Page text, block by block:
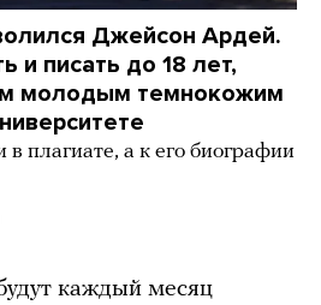
Джейсон Ардей.
и писать до 18 лет,
молодым темнокожим
в плагиате, а к его биографии
каждый месяц